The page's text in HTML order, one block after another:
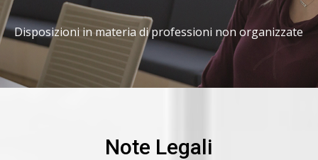
Disposizioni in materia di professioni non organizzate
Note Legali